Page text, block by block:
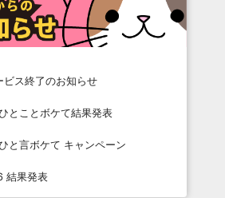
ス終了のお知らせ
とことボケて結果発表
と言ボケて キャンペーン
結果発表